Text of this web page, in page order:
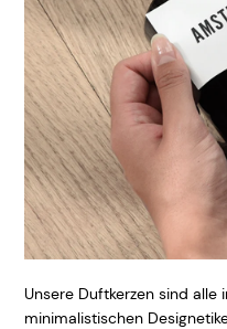
Unsere Duftkerzen sind
minimalistischen